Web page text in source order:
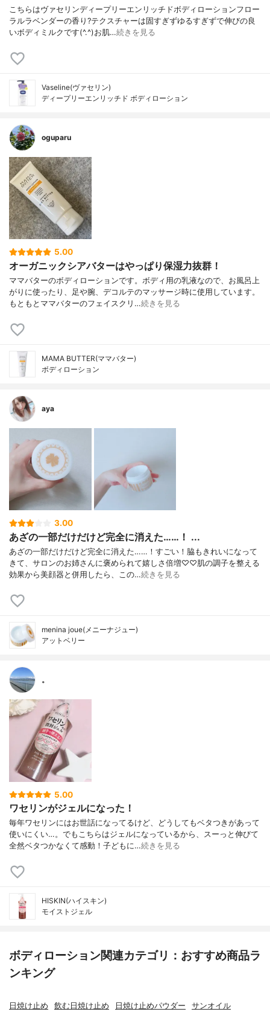
こちらはヴァセリンディープリーエンリッチドボディローションフロー
ラルラベンダーの香り?テクスチャーは固すぎずゆるすぎずで伸びの良
いボディミルクです(^.^)お肌…続きを見る
Vaseline(ヴァセリン)
ディープリーエンリッチド ボディローション
oguparu
5.00
オーガニックシアバターはやっぱり保湿力抜群！
ママバターのボディローションです。ボディ用の乳液なので、お風呂上
がりに使ったり、足や腕、デコルテのマッサージ時に使用しています。
もともとママバターのフェイスクリ…続きを見る
MAMA BUTTER(ママバター)
ボディローション
aya
3.00
あざの一部だけだけど完全に消えた……！ ...
あざの一部だけだけど完全に消えた……！すごい！脇もきれいになって
きて、サロンのお姉さんに褒められて嬉しさ倍増♡♡肌の調子を整える
効果から美顔器と併用したら、この…続きを見る
menina joue(メニーナジュー)
アットベリー
。
5.00
ワセリンがジェルになった！
毎年ワセリンにはお世話になってるけど、どうしてもベタつきがあって
使いにくい…。でもこちらはジェルになっているから、スーっと伸びて
全然ベタつかなくて感動！子どもに…続きを見る
HISKIN(ハイスキン)
モイストジェル
ボディローション関連カテゴリ：おすすめ商品ラ
ンキング
日焼け止め 飲む日焼け止め 日焼け止めパウダー サンオイル